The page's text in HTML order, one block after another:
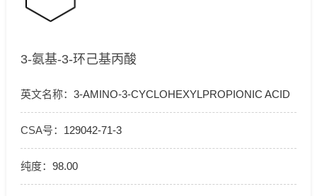
3-氨基-3-环己基丙酸
英文名称： 3-AMINO-3-CYCLOHEXYLPROPIONIC ACID
CSA号： 129042-71-3
纯度： 98.00